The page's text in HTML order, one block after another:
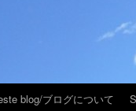
blog/ブログについて